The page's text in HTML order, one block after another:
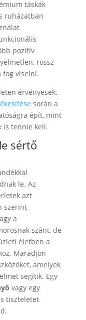
táskák
ruházatban
pozitív
rossz
fog viselni.
érvényesek.
során a
épít, mint
is tennie kell.
sértő
le. Az
azt
szerint
a
szánt, de
életben a
Maradjon
amelyek
segítik. Egy
vagy egy
tiszteletet